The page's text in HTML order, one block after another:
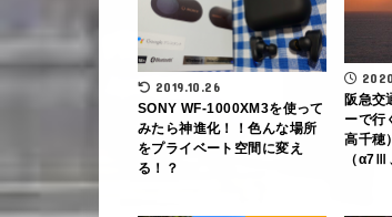
2019.10.26
SONY WF-1000XM3を使って
みたら神進化！！色んな場所
をプライベート空間に変え
る！？
阪急交
ーで行
高千穂
（α7Ⅲ